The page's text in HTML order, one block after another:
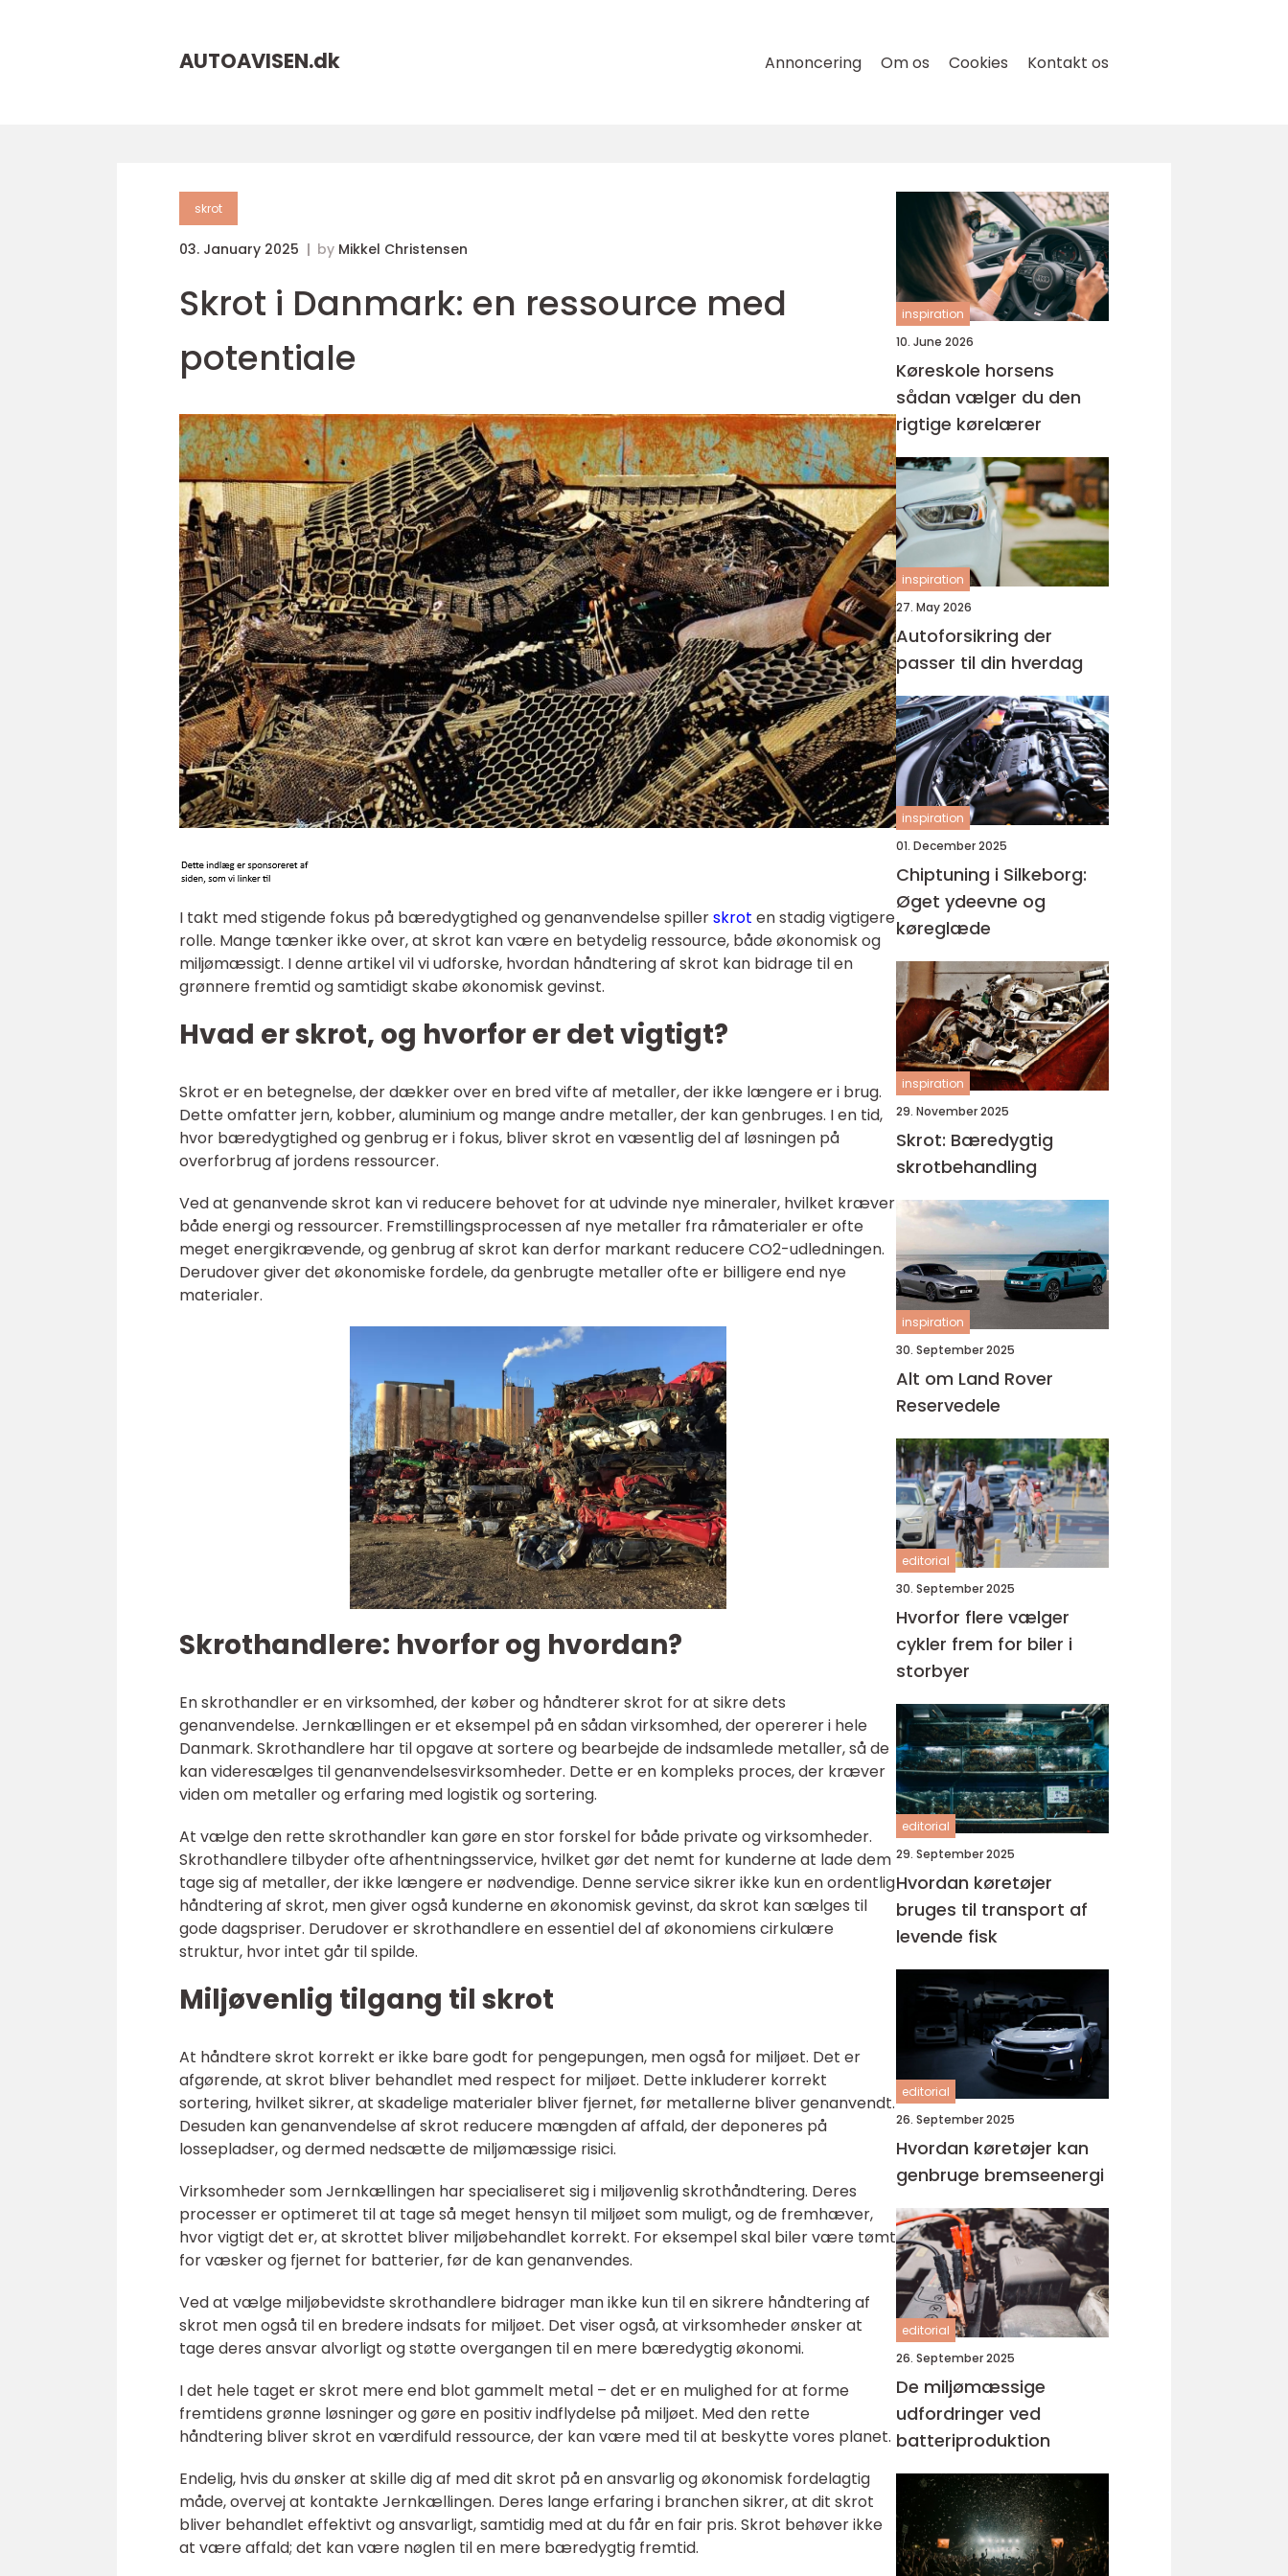
AUTOAVISEN.dk Annoncering Om os Cookies Kontakt os
skrot
03. January 2025 by Mikkel Christensen
Skrot i Danmark: en ressource med
potentiale
I takt med stigende fokus på bæredygtighed og genanvendelse spillerskrot en stadig vigtigere
rolle. Mange tænker ikke over, at skrot kan være en betydelig ressource, både økonomisk og
miljømæssigt. I denne artikel vil vi udforske, hvordan håndtering af skrot kan bidrage til en
grønnere fremtid og samtidigt skabe økonomisk gevinst.
Hvad er skrot, og hvorfor er det vigtigt?
Skrot er en betegnelse, der dækker over en bred vifte af metaller, der ikke længere er i brug.
Dette omfatter jern, kobber, aluminium og mange andre metaller, der kan genbruges. I en tid,
hvor bæredygtighed og genbrug er i fokus, bliver skrot en væsentlig del af løsningen på
overforbrug af jordens ressourcer.
Ved at genanvende skrot kan vi reducere behovet for at udvinde nye mineraler, hvilket kræver
både energi og ressourcer. Fremstillingsprocessen af nye metaller fra råmaterialer er ofte
meget energikrævende, og genbrug af skrot kan derfor markant reducere CO2-udledningen.
Derudover giver det økonomiske fordele, da genbrugte metaller ofte er billigere end nye
materialer.
Skrothandlere: hvorfor og hvordan?
En skrothandler er en virksomhed, der køber og håndterer skrot for at sikre dets
genanvendelse. Jernkællingen er et eksempel på en sådan virksomhed, der opererer i hele
Danmark. Skrothandlere har til opgave at sortere og bearbejde de indsamlede metaller, så de
kan videresælges til genanvendelsesvirksomheder. Dette er en kompleks proces, der kræver
viden om metaller og erfaring med logistik og sortering.
At vælge den rette skrothandler kan gøre en stor forskel for både private og virksomheder.
Skrothandlere tilbyder ofte afhentningsservice, hvilket gør det nemt for kunderne at lade dem
tage sig af metaller, der ikke længere er nødvendige. Denne service sikrer ikke kun en ordentlig
håndtering af skrot, men giver også kunderne en økonomisk gevinst, da skrot kan sælges til
gode dagspriser. Derudover er skrothandlere en essentiel del af økonomiens cirkulære
struktur, hvor intet går til spilde.
Miljøvenlig tilgang til skrot
At håndtere skrot korrekt er ikke bare godt for pengepungen, men også for miljøet. Det er
afgørende, at skrot bliver behandlet med respect for miljøet. Dette inkluderer korrekt
sortering, hvilket sikrer, at skadelige materialer bliver fjernet, før metallerne bliver genanvendt.
Desuden kan genanvendelse af skrot reducere mængden af affald, der deponeres på
lossepladser, og dermed nedsætte de miljømæssige risici.
Virksomheder som Jernkællingen har specialiseret sig i miljøvenlig skrothåndtering. Deres
processer er optimeret til at tage så meget hensyn til miljøet som muligt, og de fremhæver,
hvor vigtigt det er, at skrottet bliver miljøbehandlet korrekt. For eksempel skal biler være tømt
for væsker og fjernet for batterier, før de kan genanvendes.
Ved at vælge miljøbevidste skrothandlere bidrager man ikke kun til en sikrere håndtering af
skrot men også til en bredere indsats for miljøet. Det viser også, at virksomheder ønsker at
tage deres ansvar alvorligt og støtte overgangen til en mere bæredygtig økonomi.
I det hele taget er skrot mere end blot gammelt metal – det er en mulighed for at forme
fremtidens grønne løsninger og gøre en positiv indflydelse på miljøet. Med den rette
håndtering bliver skrot en værdifuld ressource, der kan være med til at beskytte vores planet.
Endelig, hvis du ønsker at skille dig af med dit skrot på en ansvarlig og økonomisk fordelagtig
måde, overvej at kontakte Jernkællingen. Deres lange erfaring i branchen sikrer, at dit skrot
bliver behandlet effektivt og ansvarligt, samtidig med at du får en fair pris. Skrot behøver ikke
at være affald; det kan være nøglen til en mere bæredygtig fremtid.
inspiration
10. June 2026
Køreskole horsens
sådan vælger du den
rigtige kørelærer
inspiration
27. May 2026
Autoforsikring der
passer til din hverdag
inspiration
01. December 2025
Chiptuning i Silkeborg:
Øget ydeevne og
køreglæde
inspiration
29. November 2025
Skrot: Bæredygtig
skrotbehandling
inspiration
30. September 2025
Alt om Land Rover
Reservedele
editorial
30. September 2025
Hvorfor flere vælger
cykler frem for biler i
storbyer
editorial
29. September 2025
Hvordan køretøjer
bruges til transport af
levende fisk
editorial
26. September 2025
Hvordan køretøjer kan
genbruge bremseenergi
editorial
26. September 2025
De miljømæssige
udfordringer ved
batteriproduktion